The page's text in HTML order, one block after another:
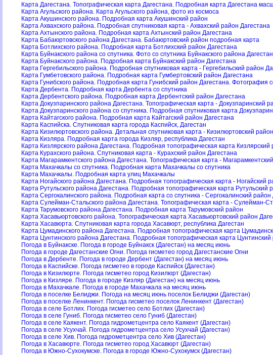
Карта Дагестана. Топографическая карта Дагестана. Подробная карта Дагестана
Карта Агульского района. Карта Агульского района, фото из космоса
Карта Акушинского района. Подробная карта Акушинский район
Карта Ахвахского района. Подробная спутниковая карта - Ахвахский район Дагестана
Карта Ахтынского района. Подробная карта Ахтынский район Дагестана
Карта Бабаюртовского района Дагестана. Бабаюртовский район подробная карта
Карта Ботлихского района. Подробная карта Ботлихский район Дагестана
Карта Буйнакского района со спутника. Фото со спутника Буйнакского района
Карта Буйнакского района. Подробная карта Буйнакский район Дагестана
Карта Гергебильского района. Подробная спутниковая карта - Гергебильский район
Карта Гумбетовского района. Подробная карта Гумбертовский район Дагестана
Карта Гунибского района. Подробная карта Гунибский район Дагестана. Фотография
Карта Дербента. Подробная карта Дербента со спутника
Карта Дербентского района. Подробная карта Дербентский район Дагестана
Карта Докузпаринского района Дагестана. Топографическая карта - Докузпаринский
Карта Докузпаринского района со спутника. Подробная спутниковая карта
Карта Кайтагского района. Подробная карта Кайтагский район Дагестана
Карта Каспийска. Спутниковая карта города Каспийск, Дагестан
Карта Кизилюртовского района. Детальная спутниковая карта - Кизилюртовский
Карта Кизляра. Подробная карта города Кизляр, республика Дагестан
Карта Кизлярского района Дагестана. Подробная топографическая карта Кизлярский
Карта Курахского района. Спутниковая карта - Курахский район Дагестана
Карта Магарамкентского района Дагестана. Топографическая карта -
Карта Махачкалы со спутника. Подробная карта Махачкалы со спутника
Карта Махачкалы. Подробная карта улиц Махачкалы
Карта Ногайского района Дагестана. Подробная топографическая карта - Ногайский
Карта Рутульского района Дагестана. Подробная топографическая карта Рутульский
Карта Сергокалинского района. Подробная карта со спутника - Сергокалинский район
Карта Сулейман-Стальского района Дагестана. Топографическая карта - Сулейман-
Карта Тарумовского района Дагестана. Подробная карта Тарумовский район
Карта Хасавьюртовского района. Топографическая карта Хасавьюртовский район
Карта Хасавюрта. Спутниковая карта города Хасавюрт, республика Дагестан
Карта Цумадинского района Дагестана. Подробная топографическая карта
Карта Цунтинского района Дагестана. Подробная топографическая карта Цунтинский
Погода в Буйнакске. Погода в городе Буйнакск (Дагестан) на месяц июнь
Погода в городе Дагестанские Огни. Погода гисметео город Дагестанские Огни
Погода в Дербенте. Погода в городе Дербент (Дагестан) на месяц июнь
Погода в Каспийске. Погода гисметео в городе Каспийск (Дагестан)
Погода в Кизилюрте. Погода гисметео город Кизилюрт (Дагестан)
Погода в Кизляре. Погода в городе Кизляр (Дагестан) на месяц июнь
Погода в Махачкале. Погода в городе Махачкала на месяц июнь
Погода в поселке Белиджи. Погода на месяц июнь поселок Белиджи (Дагестан)
Погода в поселке Ленинкент. Погода гисметео поселок Ленинкент (Дагестан)
Погода в селе Ботлих. Погода гисметео село Ботлих (Дагестан)
Погода в селе Гуниб. Погода гисметео село Гуниб (Дагестан)
Погода в селе Каякент. Погода гидрометцентра село Каякент (Дагестан)
Погода в селе Усухчай. Погода гидрометцентра село Усухчай (Дагестан)
Погода в селе Хив. Погода гидрометцентра село Хив (Дагестан)
Погода в Хасавюрте. Погода гисметео город Хасавюрт (Дагестан)
Погода в Южно-Сухокумске. Погода в городе Южно-Сухокумск (Дагестан)